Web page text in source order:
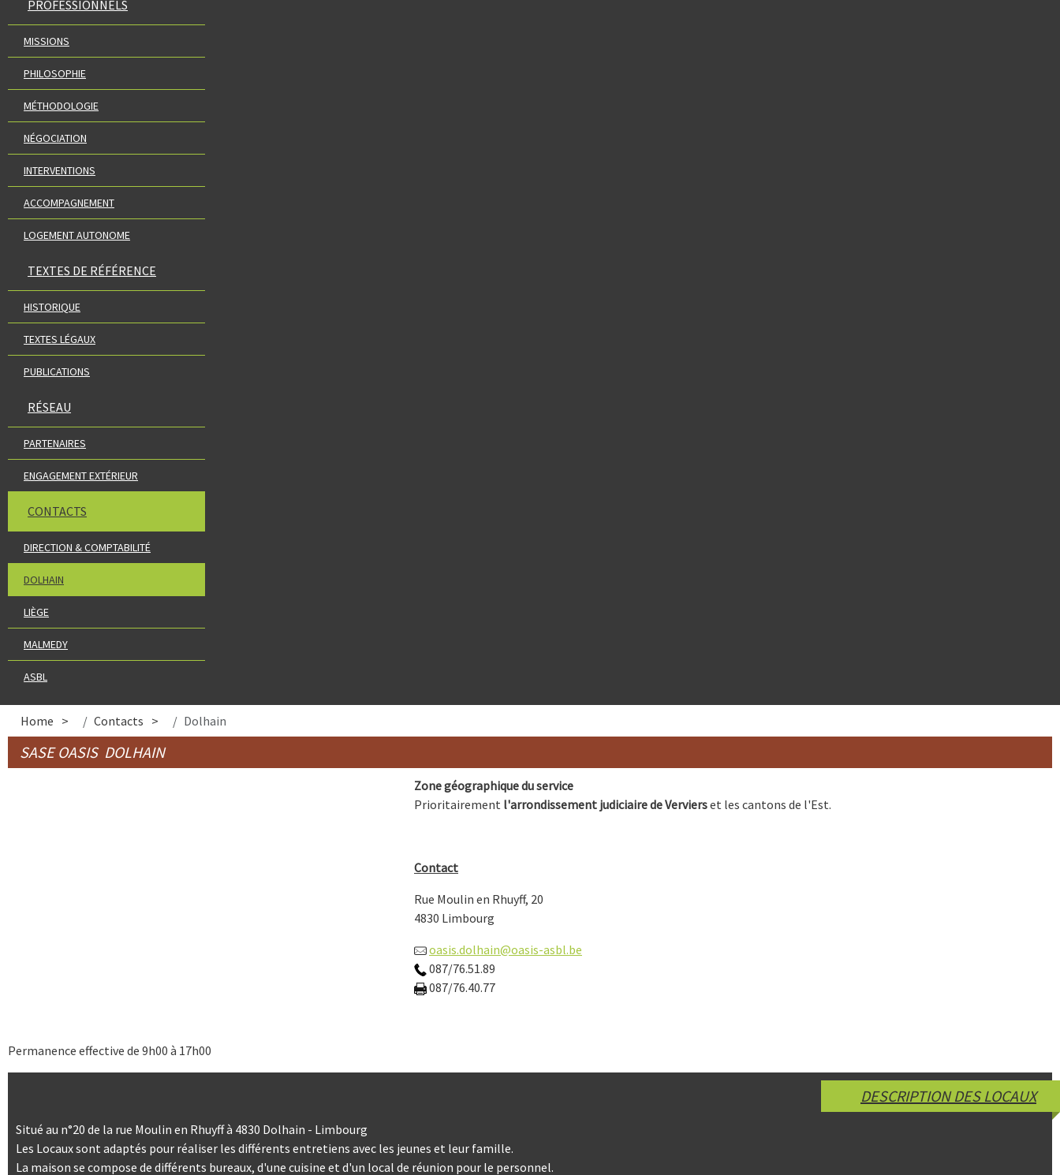
PROFESSIONNELS
MISSIONS
PHILOSOPHIE
MÉTHODOLOGIE
NÉGOCIATION
INTERVENTIONS
ACCOMPAGNEMENT
LOGEMENT AUTONOME
TEXTES DE RÉFÉRENCE
HISTORIQUE
TEXTES LÉGAUX
PUBLICATIONS
RÉSEAU
PARTENAIRES
ENGAGEMENT EXTÉRIEUR
CONTACTS
DIRECTION & COMPTABILITÉ
DOLHAIN
LIÈGE
MALMEDY
ASBL
Home Contacts Dolhain
SASE OASIS DOLHAIN
Zone géographique du service
Prioritairement l'arrondissement judiciaire de Vervierset les cantons de l'Est.
Contact
Rue Moulin en Rhuyff, 20
4830 Limbourg
oasis.dolhain@oasis-asbl.be
087/76.51.89
087/76.40.77
Permanence effective de 9h00 à 17h00
DESCRIPTION DES LOCAUX
Situé au n°20 de la rue Moulin en Rhuyff à 4830 Dolhain - Limbourg
Les Locaux sont adaptés pour réaliser les différents entretiens avec les jeunes et leur famille.
La maison se compose de différents bureaux, d'une cuisine et d'un local de réunion pour le personnel.